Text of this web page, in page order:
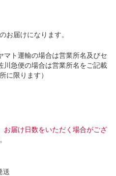
お届けになります。
ト運輸の場合は営業所名及びセ
川急便の場合は営業所名をご記載
に限ります）
お届け日数をいただく場合がござ
送